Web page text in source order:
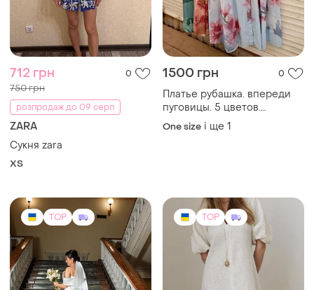
712 грн 0
750 грн
розпродаж до 09 серп
ZARA
Сукня zara
ХS
1500 грн 0
Платье рубашка. впереди
пуговицы. 5 цветов.
размеры есть. ткань коттон
One size і ще 1
TOP TOP